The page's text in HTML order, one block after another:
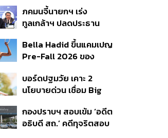
ภคมนจี้นายกฯ เร่ง
ทูลเกล้าฯ ปลดประธาน
เสนอยุบกรรมการทั้งชุด
แล้วสรรหาใหม่
Bella Hadid ขึ้นแคมเปญ
Pre-Fall 2026 ของ
บอร์ดปฐมวัย เคาะ 2
นโยบายด่วน เชื่อม Big
เด็กตกหล่น-ห้ามสอบ
แข่งขันเด็กเล็ก เน้นเรียนรู้
กองปราบฯ สอบเข้ม ‘อดีต
อธิบดี สถ.’ คดีทุจริตสอบ